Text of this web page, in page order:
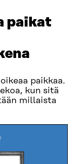
paikat
paikkaa.
kun sitä
millaista